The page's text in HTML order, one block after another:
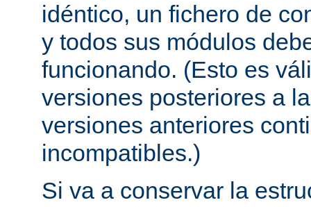
idéntico, un fichero de
y todos sus módulos
funcionando. (Esto es
versiones posteriores a
versiones anteriores
incompatibles.)
Si va a conservar la